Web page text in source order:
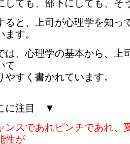
ても、部下にしても、そ
と、上司が心理学を知っ
ます。
、心理学の基本から、上
て
すく書かれています。
に注目 ▼
ンスであれピンチであれ、
性が